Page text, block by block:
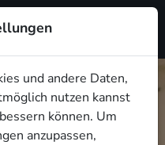
und andere Daten,
nutzen kannst
können. Um
anzupassen,